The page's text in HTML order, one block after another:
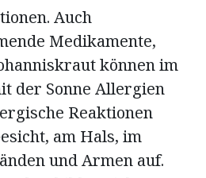
Auch
Medikamente,
können im
der Sonne Allergien
Reaktionen
am Hals, im
und Armen auf.